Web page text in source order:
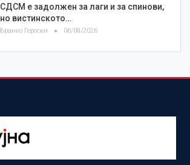
СДСМ е задолжен за лаги и за спинови,
но вистинското…
Бранко Героски 06/08/2026